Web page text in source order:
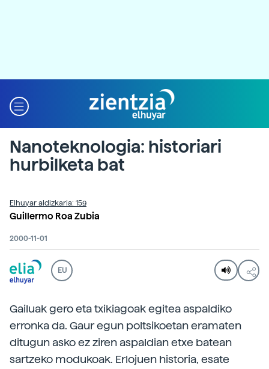
Nanoteknologia: historiari
hurbilketa bat
Elhuyar aldizkaria: 159
Guillermo Roa Zubia
2000-11-01
EU
Gailuak gero eta txikiagoak egitea aspaldiko
erronka da. Gaur egun poltsikoetan eramaten
ditugun asko ez ziren aspaldian etxe batean
sartzeko modukoak. Erlojuen historia, esate